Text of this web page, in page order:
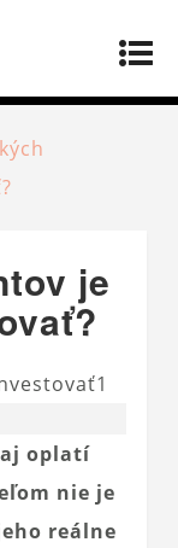
je
oplatí
nie je
reálne